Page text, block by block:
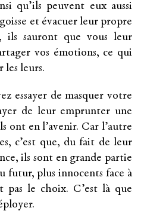
qu’ils peuvent eux aussi
et évacuer leur propre
ils sauront que vous leur
vos émotions, ce qui
les leurs.
essayer de masquer votre
de leur emprunter une
ont en l’avenir. Car l’autre
c’est que, du fait de leur
ils sont en grande partie
futur, plus innocents face à
pas le choix. C’est là que